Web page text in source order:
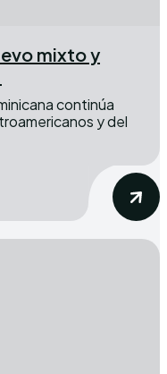
mixto y
continúa
y del